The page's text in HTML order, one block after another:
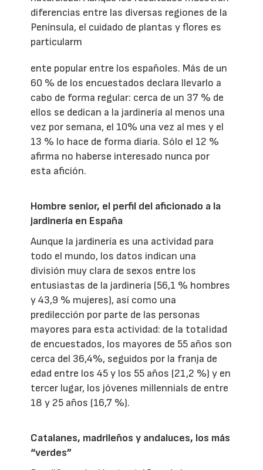
diferencias entre las diversas regiones de la
Península, el cuidado de plantas y flores es
particularm
ente popular entre los españoles. Más de un
60 % de los encuestados declara llevarlo a
cabo de forma regular: cerca de un 37 % de
ellos se dedican a la jardinería al menos una
vez por semana, el 10% una vez al mes y el
13 % lo hace de forma diaria. Sólo el 12 %
afirma no haberse interesado nunca por
esta afición.
Hombre senior, el perfil del aficionado a la
jardinería en España
Aunque la jardinería es una actividad para
todo el mundo, los datos indican una
división muy clara de sexos entre los
entusiastas de la jardinería (56,1 % hombres
y 43,9 % mujeres), así como una
predilección por parte de las personas
mayores para esta actividad: de la totalidad
de encuestados, los mayores de 55 años son
cerca del 36,4%, seguidos por la franja de
edad entre los 45 y los 55 años (21,2 %) y en
tercer lugar, los jóvenes millennials de entre
18 y 25 años (16,7 %).
Catalanes, madrileños y andaluces, los más
“verdes”